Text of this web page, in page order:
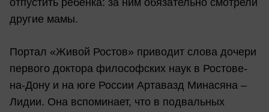
отпустить ребенка: за ним обязательно смотрели
другие мамы.
Портал «Живой Ростов» приводит слова дочери
первого доктора философских наук в Ростове-
на-Дону и на юге России Артавазд Минасяна –
Лидии. Она вспоминает, что в подвальных